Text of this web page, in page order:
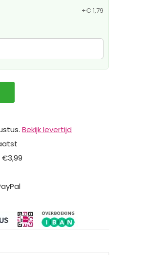
+€ 1,79
Bekijk levertijd
€3,99